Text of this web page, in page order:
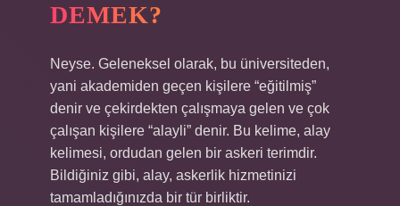
DEMEK?
Neyse. Geleneksel olarak, bu üniversiteden,
yani akademiden geçen kişilere “eğitilmiş”
denir ve çekirdekten çalışmaya gelen ve çok
çalışan kişilere “alayli” denir. Bu kelime, alay
kelimesi, ordudan gelen bir askeri terimdir.
Bildiğiniz gibi, alay, askerlik hizmetinizi
tamamladığınızda bir tür birliktir.